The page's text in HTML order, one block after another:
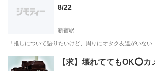
8/22
新宿駅
「推しについて語りたいけど、周りにオタク友達がい
東京 新宿区 新宿駅 その他 飲み会
【求】壊れててもOK⭕️